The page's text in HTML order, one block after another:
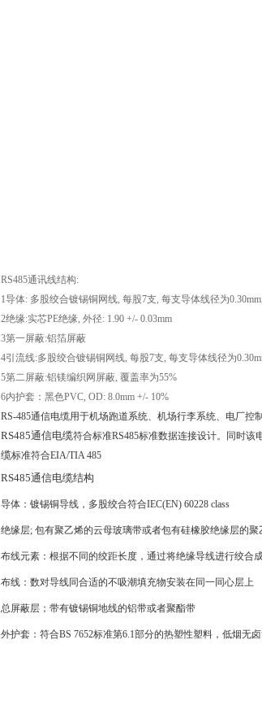
RS485通讯线结构:
1导体: 多股绞合镀锡铜网线, 每股7支, 每支导体线径为0.30mm,
2绝缘:实芯PE绝缘, 外径: 1.90 +/- 0.03mm
3第一屏蔽:铝箔屏蔽
4引流线:多股绞合镀锡铜网线, 每股7支, 每支导体线径为
5第二屏蔽:铝镁编织网屏蔽, 覆盖率为55%
6内护套：黑色PVC, OD: 8.0mm +/- 10%
RS-485通信电缆用于机场跑道系统、机场行李系统、电厂控
RS485通信电缆符合标准RS485标准数据连接设计。同时该
缆标准符合EIA/TIA 485
RS485通信电缆结构
导体：镀锡铜导线，多股绞合符合IEC(EN) 60228 class
绝缘层; 包有聚乙烯的云母玻璃带或者包有硅橡胶绝缘层的聚
布线元素：根据不同的绞距长度，通过将绝缘导线进行绞合
布线：数对导线同合适的不吸潮填充物安装在同一同心层上
总屏蔽层；带有镀锡铜地线的铝带或者聚酯带
外护套：符合BS 7652标准第6.1部分的热塑性塑料，低烟无